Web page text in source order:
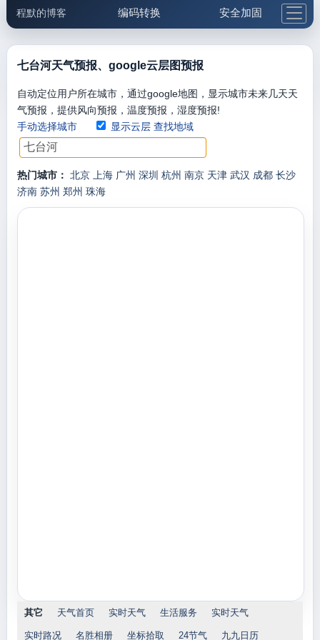
程默的博客 编码转换 安全加固
邮件工具 生活便民
5.1支付宝大红包
七台河天气预报、google云层图预报
自动定位用户所在城市，通过google地图，显示城市未来几天天
气预报，提供风向预报，温度预报，湿度预报!
手动选择城市
显示云层 查找地域
热门城市： 北京 上海 广州 深圳 杭州 南京 天津 武汉 成都 长沙
济南 苏州 郑州 珠海
其它 天气首页 实时天气 生活服务 实时天气
实时路况 名胜相册 坐标拾取 24节气 九九日历